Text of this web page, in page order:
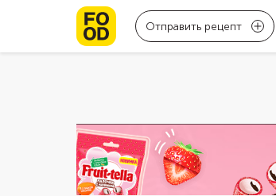
Отправить рецепт